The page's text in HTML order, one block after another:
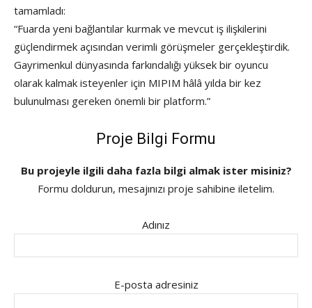
tamamladı:
“Fuarda yeni bağlantılar kurmak ve mevcut iş ilişkilerini
güçlendirmek açısından verimli görüşmeler gerçekleştirdik.
Gayrimenkul dünyasında farkındalığı yüksek bir oyuncu
olarak kalmak isteyenler için MIPIM hâlâ yılda bir kez
bulunulması gereken önemli bir platform.”
Proje Bilgi Formu
Bu projeyle ilgili daha fazla bilgi almak ister misiniz?
Formu doldurun, mesajınızı proje sahibine iletelim.
Adınız
E-posta adresiniz